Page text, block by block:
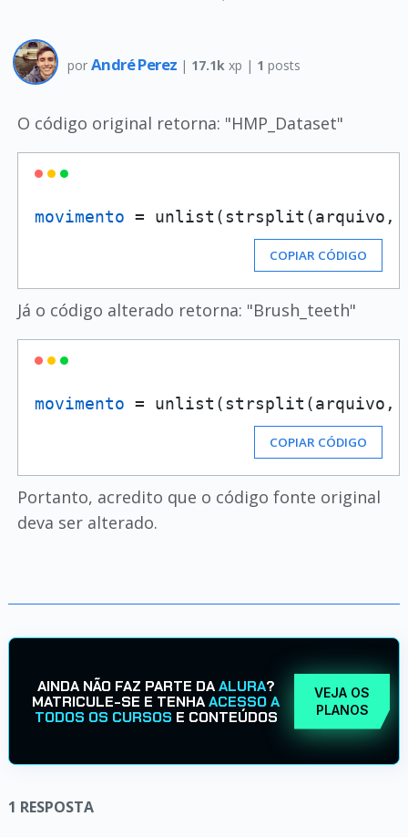
por André Perez | 17.1k xp | 1 posts
O código original retorna: "HMP_Dataset"
movimento = unlist(strsplit(arquivo,
COPIAR CÓDIGO
Já o código alterado retorna: "Brush_teeth"
movimento = unlist(strsplit(arquivo,
COPIAR CÓDIGO
Portanto, acredito que o código fonte original
deva ser alterado.
AINDA NÃO FAZ PARTE DAALURA?
MATRICULE-SE E TENHAACESSO A
TODOS OS CURSOS E CONTEÚDOS
VEJA OS
PLANOS
1 RESPOSTA